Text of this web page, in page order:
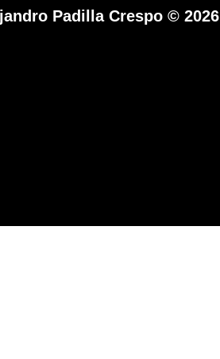
Padilla Crespo © 2026